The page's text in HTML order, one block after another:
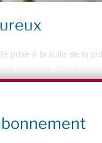
prise à la suite de la
en faveur des